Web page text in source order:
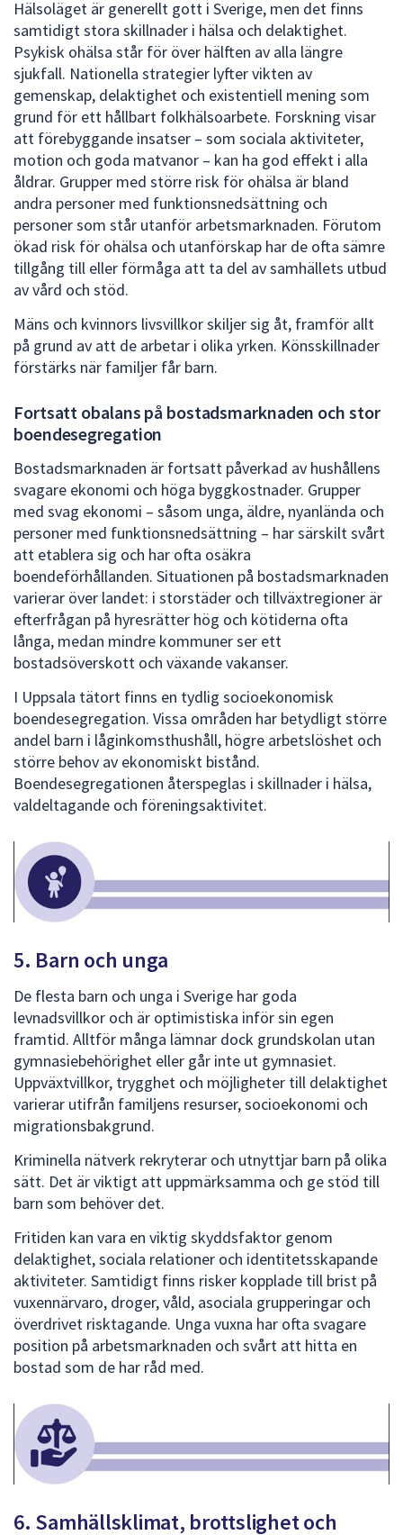
Hälsoläget är generellt gott i Sverige, men det finns
samtidigt stora skillnader i hälsa och delaktighet.
Psykisk ohälsa står för över hälften av alla längre
sjukfall. Nationella strategier lyfter vikten av
gemenskap, delaktighet och existentiell mening som
grund för ett hållbart folkhälsoarbete. Forskning visar
att förebyggande insatser – som sociala aktiviteter,
motion och goda matvanor – kan ha god effekt i alla
åldrar. Grupper med större risk för ohälsa är bland
andra personer med funktionsnedsättning och
personer som står utanför arbetsmarknaden. Förutom
ökad risk för ohälsa och utanförskap har de ofta sämre
tillgång till eller förmåga att ta del av samhällets utbud
av vård och stöd.
Mäns och kvinnors livsvillkor skiljer sig åt, framför allt
på grund av att de arbetar i olika yrken. Könsskillnader
förstärks när familjer får barn.
Fortsatt obalans på bostadsmarknaden och stor
boendesegregation
Bostadsmarknaden är fortsatt påverkad av hushållens
svagare ekonomi och höga byggkostnader. Grupper
med svag ekonomi – såsom unga, äldre, nyanlända och
personer med funktionsnedsättning – har särskilt svårt
att etablera sig och har ofta osäkra
boendeförhållanden. Situationen på bostadsmarknaden
varierar över landet: i storstäder och tillväxtregioner är
efterfrågan på hyresrätter hög och kötiderna ofta
långa, medan mindre kommuner ser ett
bostadsöverskott och växande vakanser.
I Uppsala tätort finns en tydlig socioekonomisk
boendesegregation. Vissa områden har betydligt större
andel barn i låginkomsthushåll, högre arbetslöshet och
större behov av ekonomiskt bistånd.
Boendesegregationen återspeglas i skillnader i hälsa,
valdeltagande och föreningsaktivitet.
5. Barn och unga
De flesta barn och unga i Sverige har goda
levnadsvillkor och är optimistiska inför sin egen
framtid. Alltför många lämnar dock grundskolan utan
gymnasiebehörighet eller går inte ut gymnasiet.
Uppväxtvillkor, trygghet och möjligheter till delaktighet
varierar utifrån familjens resurser, socioekonomi och
migrationsbakgrund.
Kriminella nätverk rekryterar och utnyttjar barn på olika
sätt. Det är viktigt att uppmärksamma och ge stöd till
barn som behöver det.
Fritiden kan vara en viktig skyddsfaktor genom
delaktighet, sociala relationer och identitetsskapande
aktiviteter. Samtidigt finns risker kopplade till brist på
vuxennärvaro, droger, våld, asociala grupperingar och
överdrivet risktagande. Unga vuxna har ofta svagare
position på arbetsmarknaden och svårt att hitta en
bostad som de har råd med.
6. Samhällsklimat, brottslighet och